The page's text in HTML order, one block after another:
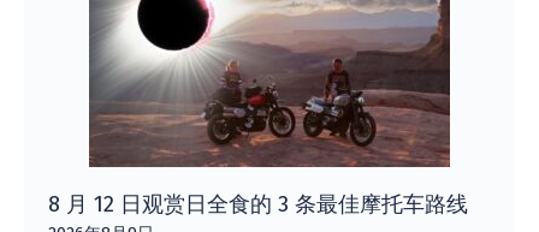
8 月 12 日观赏日全食的 3 条最佳摩托车路线